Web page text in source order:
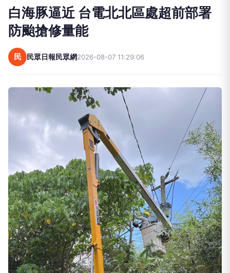
白海豚逼近 台電北北區處超前部署
防颱搶修量能
民 民眾日報民眾網2026-08-07 11:29:06